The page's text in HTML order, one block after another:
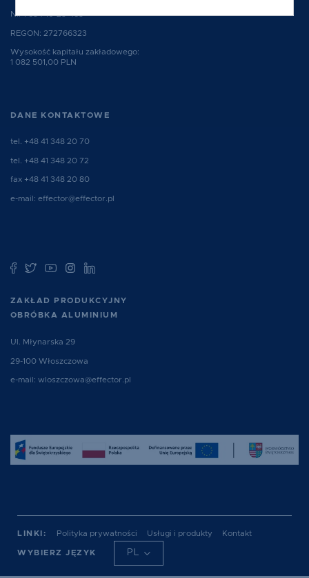
NIP: 634-10-23-465
REGON: 272766323
Wysokość kapitału zakładowego:
1 082 501,00 PLN
DANE KONTAKTOWE
tel. +48 41 348 20 70
tel. +48 41 348 20 72
fax +48 41 348 20 80
e-mail: effector@effector.pl
ZAKŁAD PRODUKCYJNY
OBRÓBKA ALUMINIUM
Ul. Młynarska 29
29-100 Włoszczowa
e-mail: wloszczowa@effector.pl
LINKI: Polityka prywatności Usługi i produkty Kontakt
WYBIERZ JĘZYK PL
EN DE